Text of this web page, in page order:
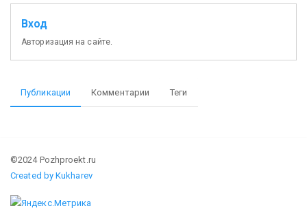
Вход
Авторизация на сайте.
Публикации Комментарии Теги
©2024 Pozhproekt.ru
Created by Kukharev